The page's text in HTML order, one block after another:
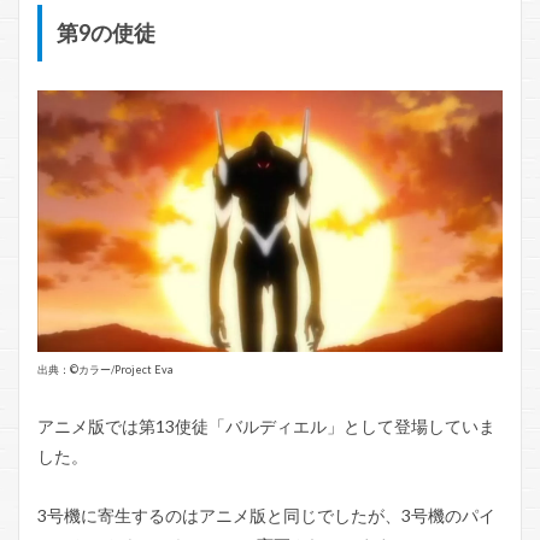
第9の使徒
出典：©️カラー/Project Eva
アニメ版では第13使徒「バルディエル」として登場していま
した。
3号機に寄生するのはアニメ版と同じでしたが、3号機のパイ